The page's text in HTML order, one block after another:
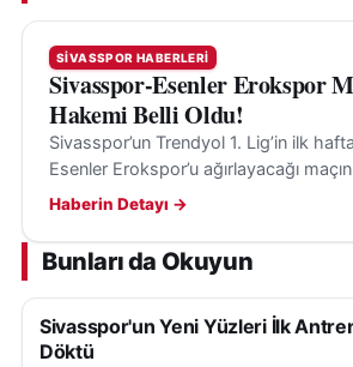
SIVASSPOR HABERLERI
Sivasspor-Esenler Erokspor
Hakemi Belli Oldu!
Sivasspor’un Trendyol 1. Lig’in ilk
Esenler Erokspor’u ağırlayacağı
Tolga Güldibi oldu. Karşılaşma 8
Haberin Detayı →
Bunları da Okuyun
SIVASSPOR HABERLERI
Sivasspor'un Yeni Yüzleri İlk
Döktü